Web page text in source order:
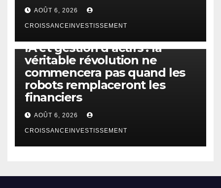
AOÛT 6, 2026
CROISSANCEINVESTISSEMENT
IA et gestion d’actifs : la
véritable révolution ne
commencera pas quand les
robots remplaceront les
financiers
AOÛT 6, 2026
CROISSANCEINVESTISSEMENT